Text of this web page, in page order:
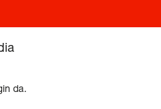
da.